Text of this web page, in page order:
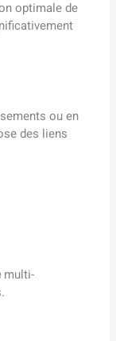
optimale de
ou en
des liens
multi-